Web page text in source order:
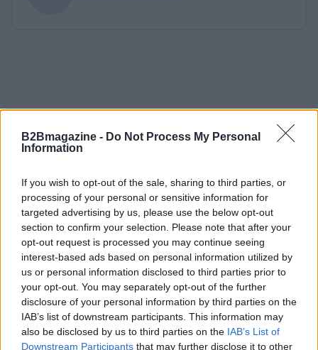
B2Bmagazine - Do Not Process My Personal
Information
If you wish to opt-out of the sale, sharing to third parties, or
processing of your personal or sensitive information for
targeted advertising by us, please use the below opt-out
section to confirm your selection. Please note that after your
opt-out request is processed you may continue seeing
interest-based ads based on personal information utilized by
us or personal information disclosed to third parties prior to
your opt-out. You may separately opt-out of the further
disclosure of your personal information by third parties on the
IAB’s list of downstream participants. This information may
also be disclosed by us to third parties on the IAB’s List of
Downstream Participants that may further disclose it to other